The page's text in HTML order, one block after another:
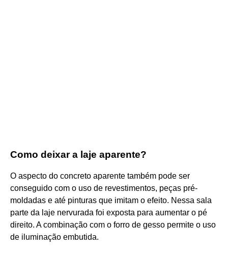
Como deixar a laje aparente?
O aspecto do concreto aparente também pode ser
conseguido com o uso de revestimentos, peças pré-
moldadas e até pinturas que imitam o efeito. Nessa sala
parte da laje nervurada foi exposta para aumentar o pé
direito. A combinação com o forro de gesso permite o uso
de iluminação embutida.